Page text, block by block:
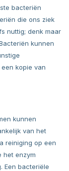
bacteriën
die ons ziek
nuttig; denk maar
kunnen
kopie van
kunnen
van het
reiniging op een
het enzym
Een bacteriële